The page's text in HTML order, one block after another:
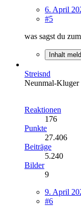
6. April
#5
was sagst du
Inhalt
Streisnd
Neunmal-Kluger
Reaktionen
176
Punkte
27.406
Beiträge
5.240
Bilder
9
9. April
#6